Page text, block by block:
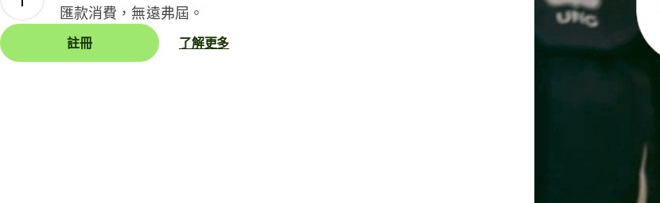
匯款消費，無遠弗屆。
註冊 了解更多